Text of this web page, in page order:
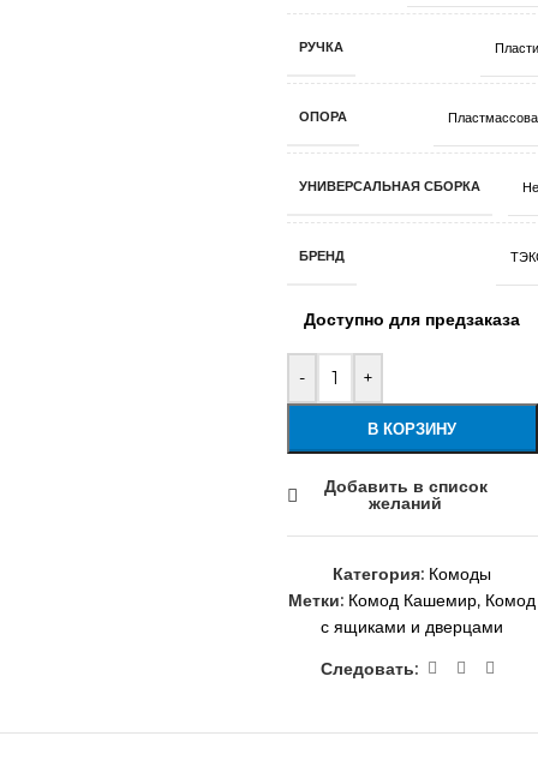
РУЧКА
ОПОРА
УНИВЕРСАЛЬНАЯ СБОРКА
БРЕНД
Доступно для предзаказа
- +
В КОРЗИНУ
Добавить в список
желаний
Категория: Комоды
Метки: Комод Кашемир, Комод
с ящиками и дверцами
Следовать: